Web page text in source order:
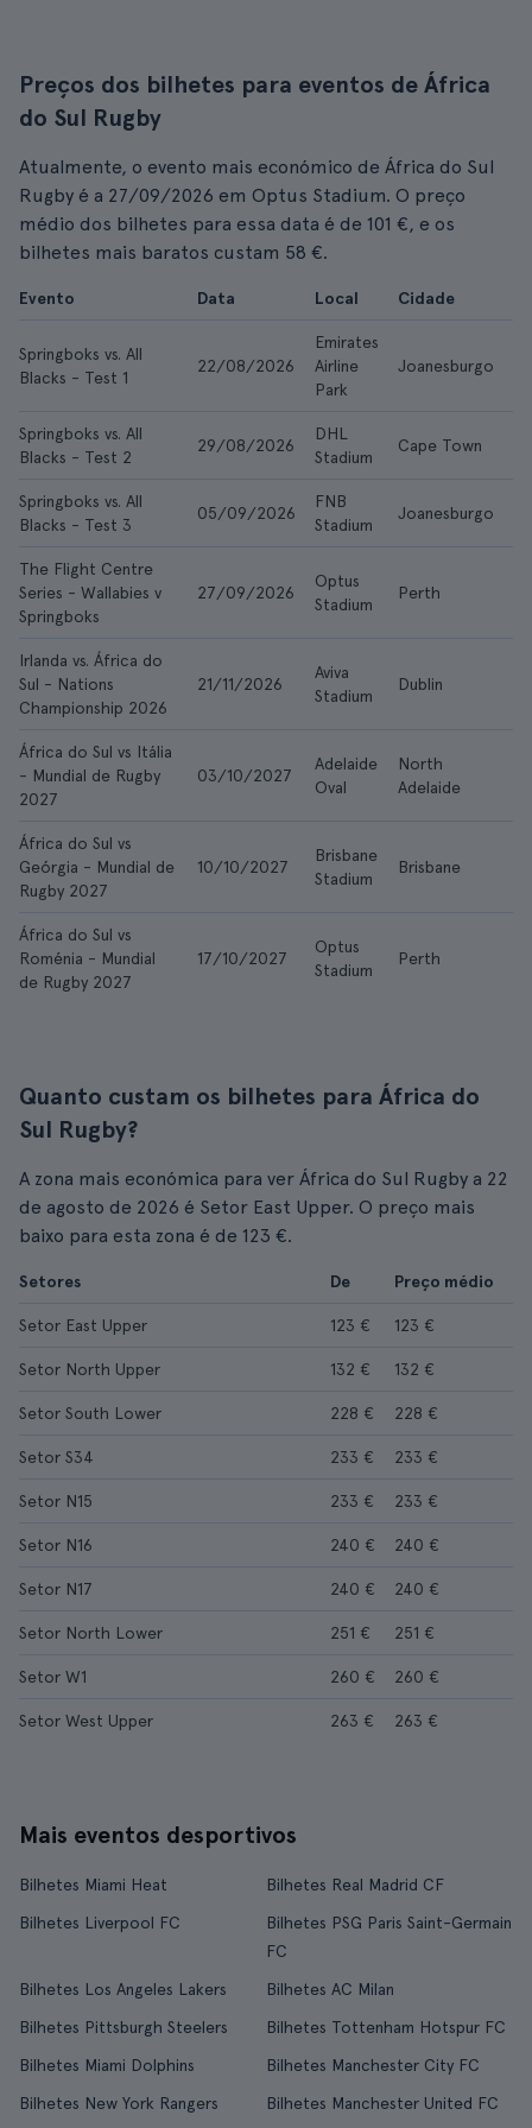
Preços dos bilhetes para eventos de África
do Sul Rugby
Atualmente, o evento mais económico de África do Sul
Rugby é a 27/09/2026 em Optus Stadium. O preço
médio dos bilhetes para essa data é de 101 €, e os
bilhetes mais baratos custam 58 €.
Evento Data Local Cidade
Springboks vs. All
Blacks - Test 1
22/08/2026
Emirates
Airline
Park
Joanesburgo
Springboks vs. All
Blacks - Test 2
29/08/2026
DHL
Stadium
Cape Town
Springboks vs. All
Blacks - Test 3
05/09/2026
FNB
Stadium
Joanesburgo
The Flight Centre
Series - Wallabies v
Springboks
27/09/2026
Optus
Stadium
Perth
Irlanda vs. África do
Sul - Nations
Championship 2026
21/11/2026
Aviva
Stadium
Dublin
África do Sul vs Itália
- Mundial de Rugby
2027
03/10/2027
Adelaide
Oval
North
Adelaide
África do Sul vs
Geórgia - Mundial de
Rugby 2027
10/10/2027
Brisbane
Stadium
Brisbane
África do Sul vs
Roménia - Mundial
de Rugby 2027
17/10/2027
Optus
Stadium
Perth
Quanto custam os bilhetes para África do
Sul Rugby?
A zona mais económica para ver África do Sul Rugby a 22
de agosto de 2026 é Setor East Upper. O preço mais
baixo para esta zona é de 123 €.
Setores De Preço médio
Setor East Upper 123 € 123 €
Setor North Upper 132 € 132 €
Setor South Lower 228 € 228 €
Setor S34 233 € 233 €
Setor N15 233 € 233 €
Setor N16 240 € 240 €
Setor N17 240 € 240 €
Setor North Lower 251 € 251 €
Setor W1 260 € 260 €
Setor West Upper 263 € 263 €
Mais eventos desportivos
Bilhetes Miami Heat
Bilhetes Real Madrid CF
Bilhetes Liverpool FC
Bilhetes PSG Paris Saint-Germain
FC
Bilhetes Los Angeles Lakers
Bilhetes AC Milan
Bilhetes Pittsburgh Steelers
Bilhetes Tottenham Hotspur FC
Bilhetes Miami Dolphins
Bilhetes Manchester City FC
Bilhetes New York Rangers
Bilhetes Manchester United FC